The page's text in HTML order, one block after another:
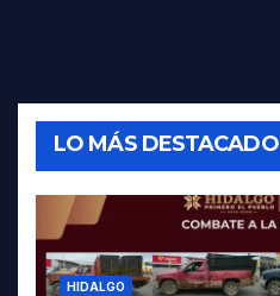
LO MÁS DESTACADO
HIDALGO